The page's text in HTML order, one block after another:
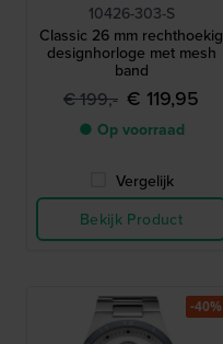
10426-303-S
Classic 26 mm rechthoekig
designhorloge met mesh
band
€ 199,- € 119,95
● Op voorraad
Vergelijk
Bekijk Product
-40%